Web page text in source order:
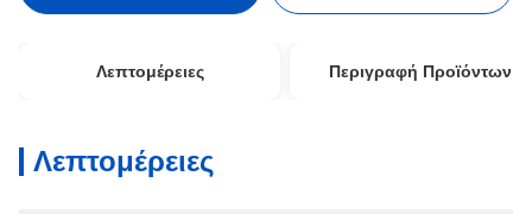
Λεπτομέρειες Περιγραφή Προϊόντων
Λεπτομέρειες